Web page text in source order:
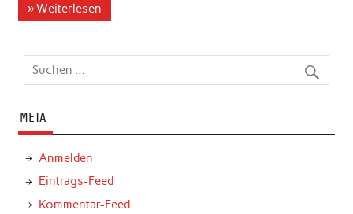
» Weiterlesen
META
Anmelden
Eintrags-Feed
Kommentar-Feed